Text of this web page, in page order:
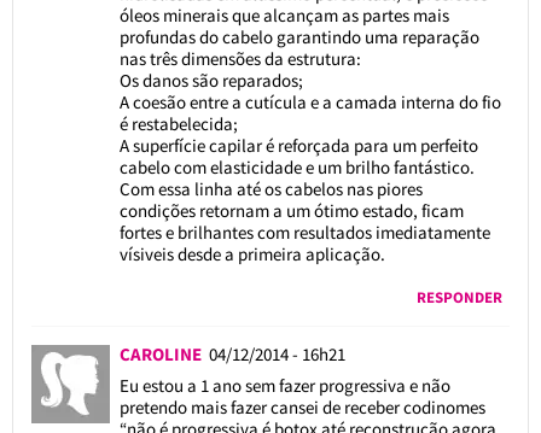
óleos minerais que alcançam as partes mais
profundas do cabelo garantindo uma reparação
nas três dimensões da estrutura:
Os danos são reparados;
A coesão entre a cutícula e a camada interna do fio
é restabelecida;
A superfície capilar é reforçada para um perfeito
cabelo com elasticidade e um brilho fantástico.
Com essa linha até os cabelos nas piores
condições retornam a um ótimo estado, ficam
fortes e brilhantes com resultados imediatamente
vísiveis desde a primeira aplicação.
RESPONDER
CAROLINE 04/12/2014 - 16h21
Eu estou a 1 ano sem fazer progressiva e não
pretendo mais fazer cansei de receber codinomes